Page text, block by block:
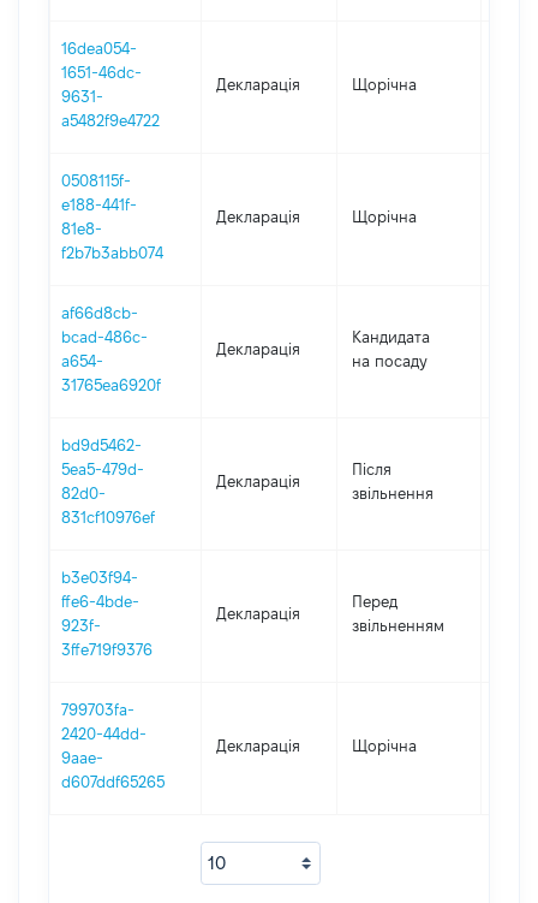
16dea054-
1651-46dc-
9631-
a5482f9e4722
Декларація Щорічна
0508115f-
e188-441f-
81e8-
f2b7b3abb074
Декларація Щорічна
af66d8cb-
bcad-486c-
a654-
31765ea6920f
Декларація
Кандидата
на посаду
bd9d5462-
5ea5-479d-
82d0-
831cf10976ef
Декларація
Після
звільнення
b3e03f94-
ffe6-4bde-
923f-
3ffe719f9376
Декларація
Перед
звільненням
799703fa-
2420-44dd-
9aae-
d607ddf65265
Декларація Щорічна